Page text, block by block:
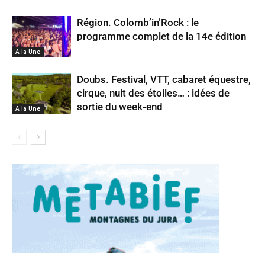
A la Une
Région. Colomb’in’Rock : le
programme complet de la 14e édition
A la Une
Doubs. Festival, VTT, cabaret équestre,
cirque, nuit des étoiles… : idées de
sortie du week-end